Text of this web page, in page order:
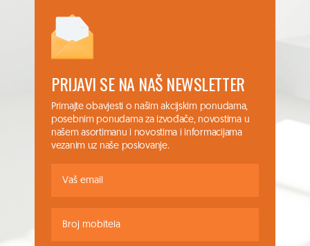
PRIJAVI SE NA NAŠ NEWSLETTER
Primajte obavjesti o našim akcijskim ponudama,
posebnim ponudama za izvođače, novostima u
našem asortimanu i novostima i informacijama
vezanim uz naše poslovanje.